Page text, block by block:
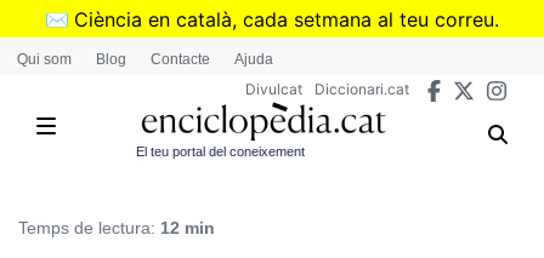
Vés
✉️ Ciència en català, cada setmana al teu correu.
➜Subscriu-te al butlletí de Divulcat
Qui som Blog Contacte Ajuda
Divulcat Diccionari.cat
El teu portal del coneixement
Temps de lectura: 12 min